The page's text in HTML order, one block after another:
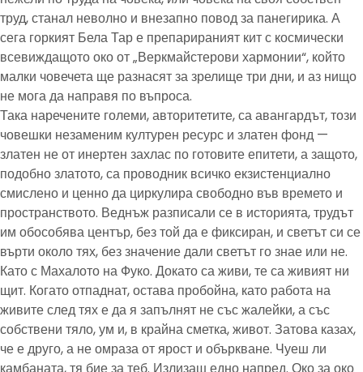
труд, станал неволно и внезапно повод за панегирика. А
сега горкият Бела Тар е препарираният кит с космически
всевиждащото око от „Веркмайстерови хармонии“, който
малки човечета ще разнасят за зрелище три дни, и аз нищо
не мога да направя по въпроса.
Така наречените големи, авторитетите, са авангардът, този
човешки незаменим културен ресурс и златен фонд —
златен не от инертен захлас по готовите епитети, а защото,
подобно златото, са проводник всичко екзистенциално
смислено и ценно да циркулира свободно във времето и
пространството. Веднъж разписали се в историята, трудът
им обособява център, без той да е фиксиран, и светът си се
върти около тях, без значение дали светът го знае или не.
Като с Махалото на Фуко. Докато са живи, те са живият ни
щит. Когато отпаднат, остава пробойна, като работа на
живите след тях е да я запълнят не със жалейки, а със
собствени тяло, ум и, в крайна сметка, живот. Затова казах,
че е друго, а не омраза от ярост и объркване. Чуеш ли